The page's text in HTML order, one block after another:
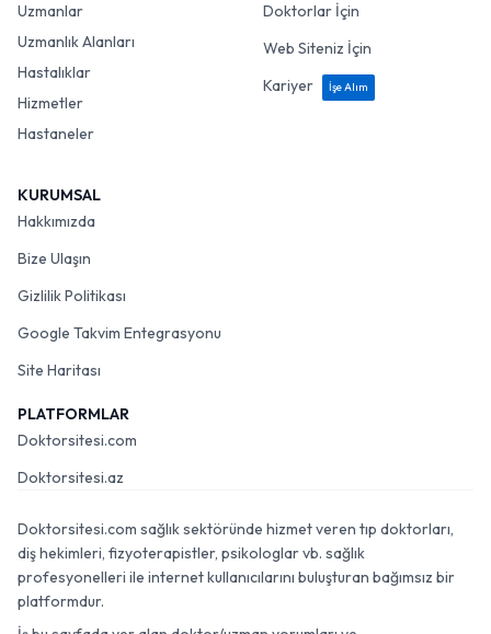
Uzmanlar
Uzmanlık Alanları
Hastalıklar
Hizmetler
Hastaneler
Doktorlar İçin
Web Siteniz İçin
Kariyer
İşe Alım
KURUMSAL
Hakkımızda
Bize Ulaşın
Gizlilik Politikası
Google Takvim Entegrasyonu
Site Haritası
PLATFORMLAR
Doktorsitesi.com
Doktorsitesi.az
Doktorsitesi.com sağlık sektöründe hizmet veren tıp doktorları,
diş hekimleri, fizyoterapistler, psikologlar vb. sağlık
profesyonelleri ile internet kullanıcılarını buluşturan bağımsız bir
platformdur.